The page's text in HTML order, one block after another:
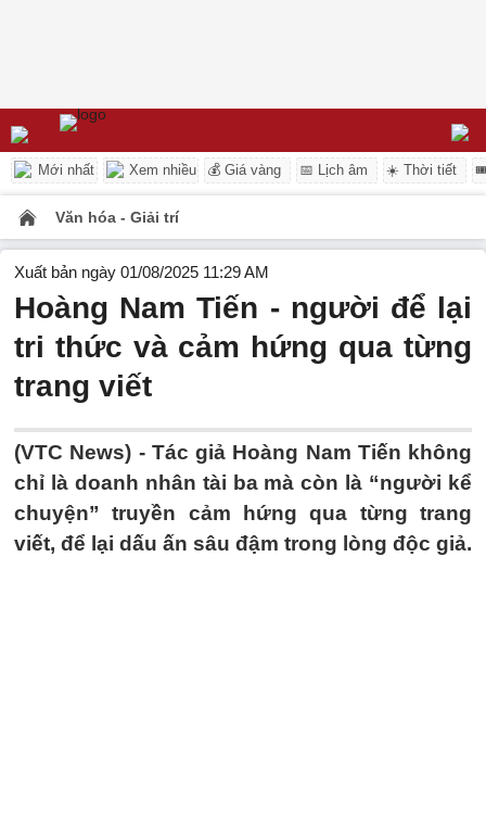
Mới nhất Xem nhiều 💰 Giá vàng 📅 Lịch âm ☀️ Thời tiết
Văn hóa - Giải trí
Xuất bản ngày 01/08/2025 11:29 AM
Hoàng Nam Tiến - người để lại
tri thức và cảm hứng qua từng
trang viết
(VTC News) - Tác giả Hoàng Nam Tiến không
chỉ là doanh nhân tài ba mà còn là “người kể
chuyện” truyền cảm hứng qua từng trang
viết, để lại dấu ấn sâu đậm trong lòng độc giả.